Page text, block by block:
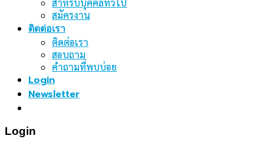
Username or email address*
Password*
Remember me
Lost your password?
เราใช้คุกกี้เพื่อพัฒนาประสิทธิภาพ และประสบการณ์ที่ดีในการ
ใช้เว็บไซต์ของคุณ คุณสามารถศึกษารายละเอียดได้ที่
คุณได้เองโดยคลิกที่